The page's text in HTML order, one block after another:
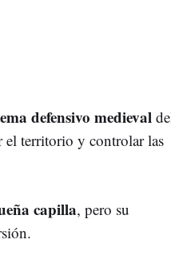
defensivo medieval
el territorio y controlar las
capilla, pero su